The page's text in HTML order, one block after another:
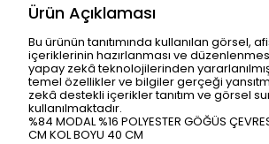
Ürün Açıklaması
Bu ürünün tanıtımında kullanılan görsel,
içeriklerinin hazırlanması ve
yapay zekâ teknolojilerinden
temel özellikler ve bilgiler gerçeği
zekâ destekli içerikler tanıtım ve görsel
kullanılmaktadır.
%84 MODAL %16 POLYESTER GÖĞÜS
CM KOL BOYU 40 CM